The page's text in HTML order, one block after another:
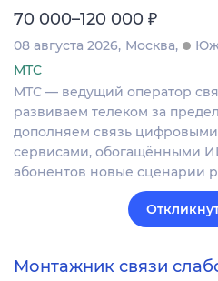
70 000–120 000 ₽
08 августа 2026 Москва
МТС
МТС — ведущий оператор
развиваем телеком за
дополняем связь
сервисами, обогащёнными
абонентов новые сценарии
Монтажник связи